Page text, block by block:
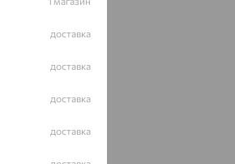
доставка
доставка
доставка
доставка